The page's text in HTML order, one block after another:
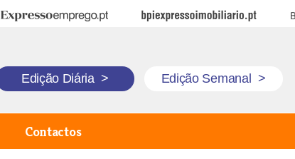
Expresso Emprego BPI Expresso Imobiliário
Edição Diária > Edição Semanal >
Contactos